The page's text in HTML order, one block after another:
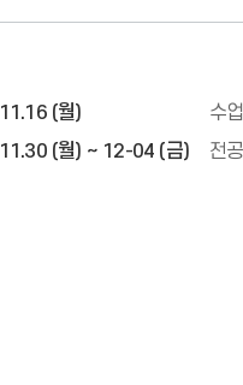
11.16 (월)
수
11.30 (월) ~ 12-04 (금)
전